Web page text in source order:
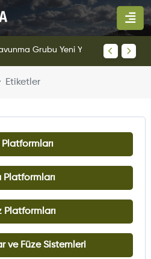
Etiketler
Platformları
Platformları
Platformları
ve Füze Sistemleri